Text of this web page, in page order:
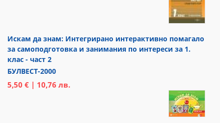
Искам да знам: Интегрирано интерактивно помагало
за самоподготовка и занимания по интереси за 1.
клас - част 2
БУЛВЕСТ-2000
5,50 € | 10,76 лв.